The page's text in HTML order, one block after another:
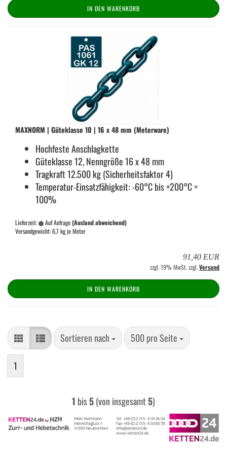
IN DEN WARENKORB
MAX­NORM | Gü­te­klas­se 10 | 16 x 48 mm (Me­ter­wa­re)
Hoch­fes­te An­schlag­ket­te
Gü­te­klas­se 12, Nenn­grö­ße 16 x 48 mm
Trag­kraft 12.500 kg (Si­cher­heits­fak­tor 4)
Temperatur-​Einsatzfähigkeit: -60°C bis +200°C =
100%
Lieferzeit: Auf Anfrage(Ausland abweichend)
Versandgewicht:6,7 kg je Meter
91,40 EUR
zzgl. 19% MwSt. zzgl.Versand
IN DEN WARENKORB
Sortieren nach
Sortieren nach 500 pro Seite
pro Seite
1
1 bis5(von insgesamt5)